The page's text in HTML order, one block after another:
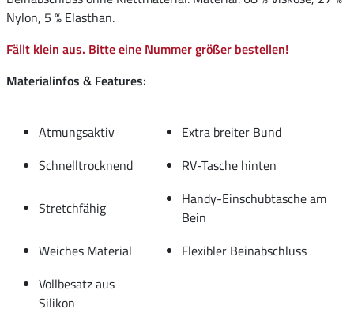
Nylon, 5 % Elasthan.
Fällt klein aus. Bitte eine Nummer größer bestellen!
Materialinfos & Features:
Atmungsaktiv
Extra breiter Bund
Schnelltrocknend
RV-Tasche hinten
Stretchfähig
Handy-Einschubtasche am
Bein
Weiches Material
Flexibler Beinabschluss
Vollbesatz aus
Silikon